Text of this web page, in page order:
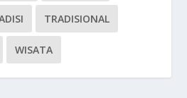
TRADISIONAL
WISATA